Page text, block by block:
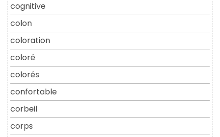
cognitive
colon
coloration
coloré
colorés
confortable
corbeil
corps